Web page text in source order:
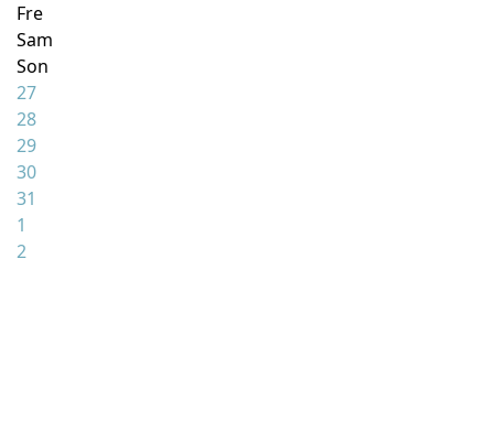
Fre
Sam
Son
27
28
29
30
31
1
2